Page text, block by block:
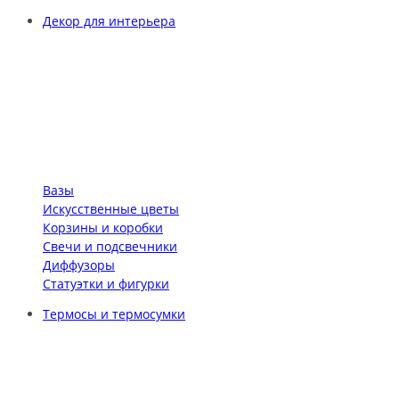
Декор для интерьера
Вазы
Искусственные цветы
Корзины и коробки
Свечи и подсвечники
Диффузоры
Статуэтки и фигурки
Термосы и термосумки